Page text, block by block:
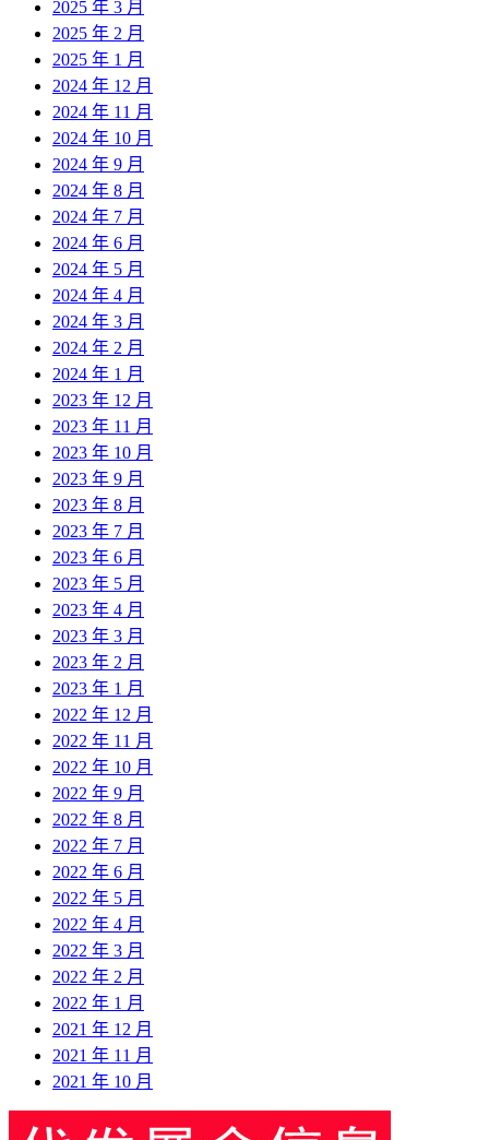
2025 年 3 月
2025 年 2 月
2025 年 1 月
2024 年 12 月
2024 年 11 月
2024 年 10 月
2024 年 9 月
2024 年 8 月
2024 年 7 月
2024 年 6 月
2024 年 5 月
2024 年 4 月
2024 年 3 月
2024 年 2 月
2024 年 1 月
2023 年 12 月
2023 年 11 月
2023 年 10 月
2023 年 9 月
2023 年 8 月
2023 年 7 月
2023 年 6 月
2023 年 5 月
2023 年 4 月
2023 年 3 月
2023 年 2 月
2023 年 1 月
2022 年 12 月
2022 年 11 月
2022 年 10 月
2022 年 9 月
2022 年 8 月
2022 年 7 月
2022 年 6 月
2022 年 5 月
2022 年 4 月
2022 年 3 月
2022 年 2 月
2022 年 1 月
2021 年 12 月
2021 年 11 月
2021 年 10 月